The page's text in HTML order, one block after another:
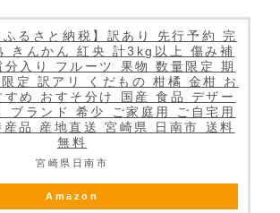
ふるさと納税】訳あり 先行予約 完
きんかん 紅央 計3kg以上 傷み補
分入り フルーツ 果物 数量限定 期
限定 訳アリ くだもの 柑橘 金柑 お
すめ おすそ分け 国産 食品 デザー
ブランド 希少 ご家庭用 ご自宅用
産品 産地直送 宮崎県 日南市 送料
無料
宮崎県日南市
Amazon